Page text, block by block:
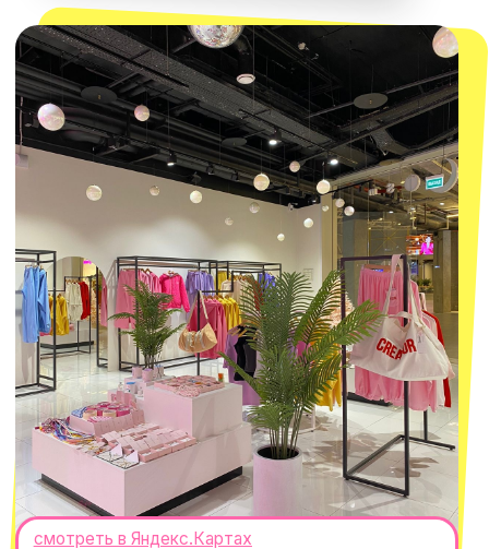
ИП Проворный Алексей Алексеевич
ОГРНИП 320665800076581
Telegram
WhatsApp
8 800 550-06-92
macrocosm_store@mail.ru
КОНТАКТЫ
© 2021-2025 Macrocosm ®
Пользовательское соглашение
Политика обработки персональных